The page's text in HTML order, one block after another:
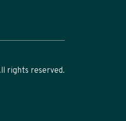
rights reserved.